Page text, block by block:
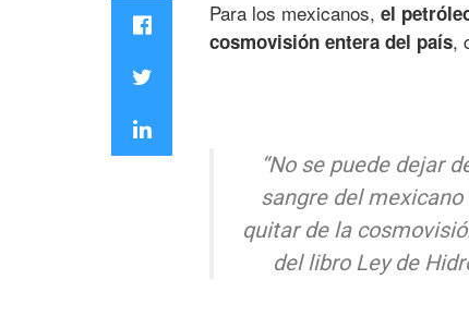
Para los mexicanos, el
cosmovisión entera del país,
“No se puede dejar
sangre del
quitar de la
del libro Ley de